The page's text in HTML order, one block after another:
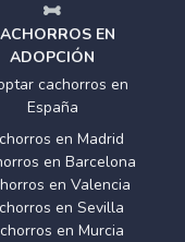
EN
ADOPCIÓN
cachorros en
España
en Madrid
en Barcelona
en Valencia
en Sevilla
en Murcia